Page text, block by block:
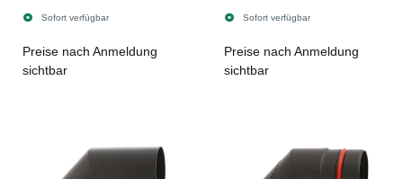
Sofort verfügbar
Preise nach Anmeldung
sichtbar
Revision
Sofort verfügbar
Preise nach Anmeldung
sichtbar